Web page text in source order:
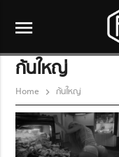
menu
ก้นใหญ่
Home ก้นใหญ่